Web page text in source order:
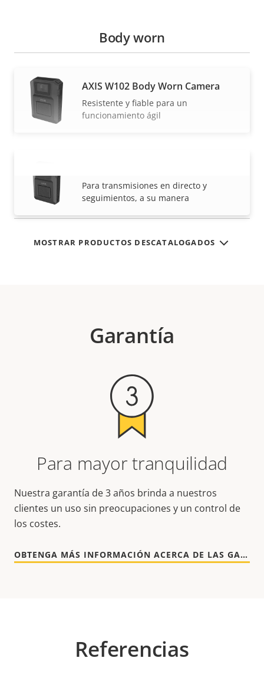
VISUALIZAR MÁS
Body worn
AXIS W102 Body Worn Camera
Resistente y fiable para un
funcionamiento ágil
Para transmisiones en directo y
seguimientos, a su manera
MOSTRAR PRODUCTOS DESCATALOGADOS
Garantía
Para mayor tranquilidad
Nuestra garantía de 3 años brinda a nuestros
clientes un uso sin preocupaciones y un control de
los costes.
OBTENGA MÁS INFORMACIÓN ACERCA DE LAS GARANTÍAS DE AXIS
Referencias